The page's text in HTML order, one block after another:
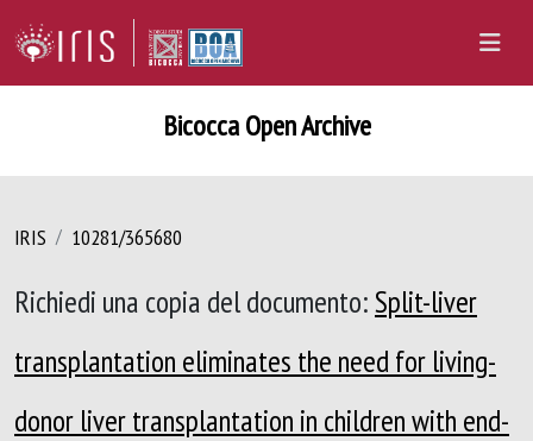
Bicocca Open Archive
IRIS 10281/365680
Richiedi una copia del documento:Split-liver
transplantation eliminates the need for living-
donor liver transplantation in children with end-